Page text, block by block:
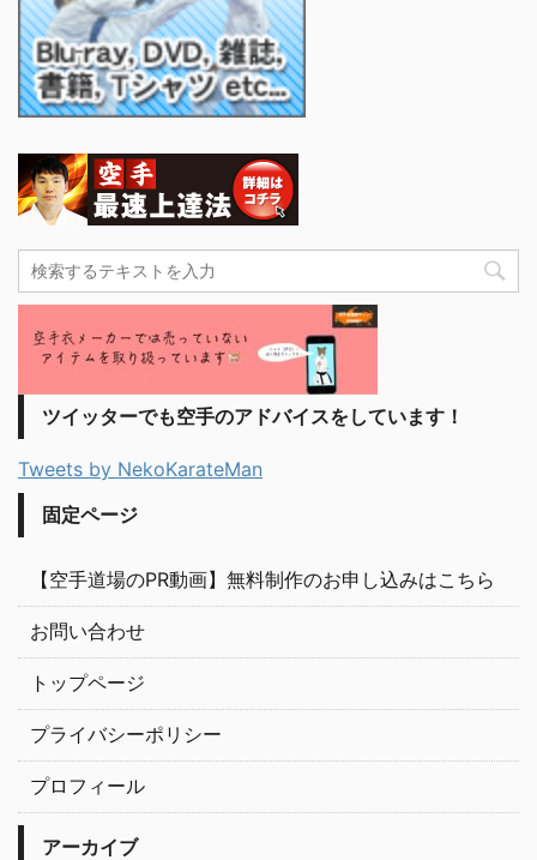
ツイッターでも空手のアドバイスをしています！
Tweets by NekoKarateMan
固定ページ
【空手道場のPR動画】無料制作のお申し込みはこちら
お問い合わせ
トップページ
プライバシーポリシー
プロフィール
アーカイブ